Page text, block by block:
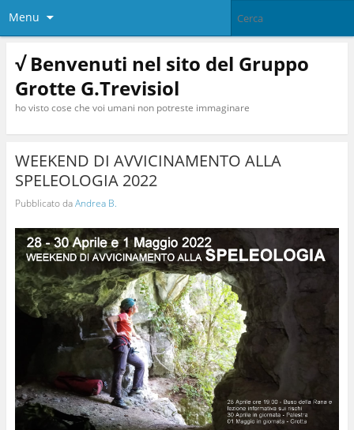
Menu
√ Benvenuti nel sito del Gruppo
Grotte G.Trevisiol
ho visto cose che voi umani non potreste immaginare
WEEKEND DI AVVICINAMENTO ALLA
SPELEOLOGIA 2022
Pubblicato daAndrea B.